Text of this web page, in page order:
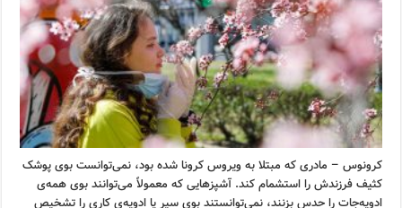
کرونوس – مادری که مبتلا به ویروس کرونا شده بود، نمی‌توانست بوی پوشک
کثیف فرزندش را استشمام کند. آشپزهایی که معمولاً می‌توانند بوی همه‌ی
ادویه‌جات را حدس بزنند، نمی‌توانستند بوی سیر یا ادویه‌ی کاری را تشخیص